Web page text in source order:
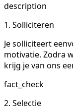
description
1. Solliciteren
Je solliciteert
motivatie. Zodra
krijg je van ons
fact_check
2. Selectie